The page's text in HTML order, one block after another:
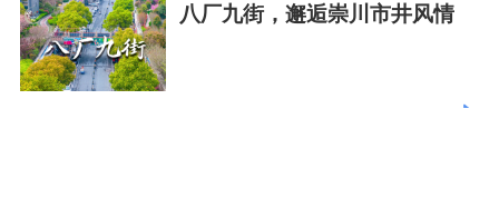
八厂九街，邂逅崇川市井风情